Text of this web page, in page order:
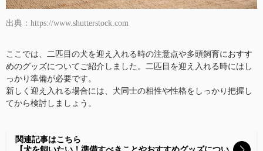
出典：https://www.shutterstock.com
ここでは、二匹目の犬を迎え入れる時の注意点や多頭飼育におすす
めのグッズについてご紹介しました。二匹目を迎え入れる時にはし
っかり準備が必要です。
新しく迎え入れる場合には、犬同士の相性や性格をしっかり把握し
てから検討しましょう。
関連記事はこちら